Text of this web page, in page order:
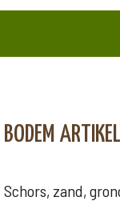
BODEM
Schors, zand,